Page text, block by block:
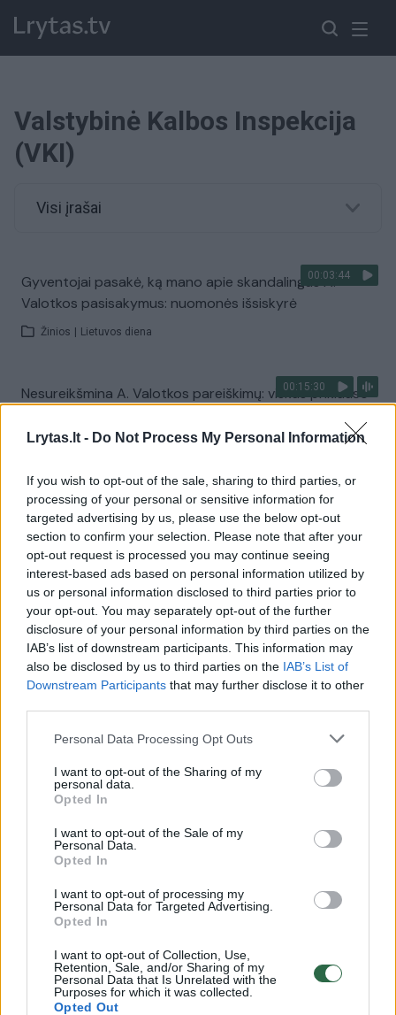
Lrytas.lt - Do Not Process My Personal Information
If you wish to opt-out of the sale, sharing to third parties, or
processing of your personal or sensitive information for
targeted advertising by us, please use the below opt-out
section to confirm your selection. Please note that after your
opt-out request is processed you may continue seeing
interest-based ads based on personal information utilized by
us or personal information disclosed to third parties prior to
your opt-out. You may separately opt-out of the further
disclosure of your personal information by third parties on the
IAB’s list of downstream participants. This information may
also be disclosed by us to third parties on the IAB’s List of
Downstream Participants that may further disclose it to other
Personal Data Processing Opt Outs
I want to opt-out of the Sharing of my
personal data.
Opted In
I want to opt-out of the Sale of my
Personal Data.
Opted In
I want to opt-out of processing my
Personal Data for Targeted Advertising.
Opted In
I want to opt-out of Collection, Use,
Retention, Sale, and/or Sharing of my
Personal Data that Is Unrelated with the
Purposes for which it was collected.
Opted Out
Valstybinė Kalbos Inspekcija
(VKI)
Visi įrašai
00:03:44
Gyventojai pasakė, ką mano apie skandalingus A.
Valotkos pasisakymus: nuomonės išsiskyrė
Žinios Lietuvos diena
00:15:30
Nesureikšmina A. Valotkos pareiškimų: viskas priklauso
Laidos | Nauja diena
00:03:58
Kalbos inspekcijos pirmininkas įsivėlė į nemalonumus:
organizacijos rengia kreipimąsi į valdžios atstovus
Žinios | Lietuvos diena
00:03:31
Skandalingi A. Valotkos pasisakymai turės pasekmių:
pats supranta, kad didesnio atlyginimo nesulauks
Žinios | Lietuvos diena
pastabos: S. Kairys pažymi – situacija pasitikėjimo
nedidina
Žinios | Lietuvos diena
Moterų pavardžių keitimo įstatymą gyventojai vertina
Žinios | Lietuvos diena
Kalbos inspektoriams parūpo kavinių interjeras
Žinios | Lietuvos diena